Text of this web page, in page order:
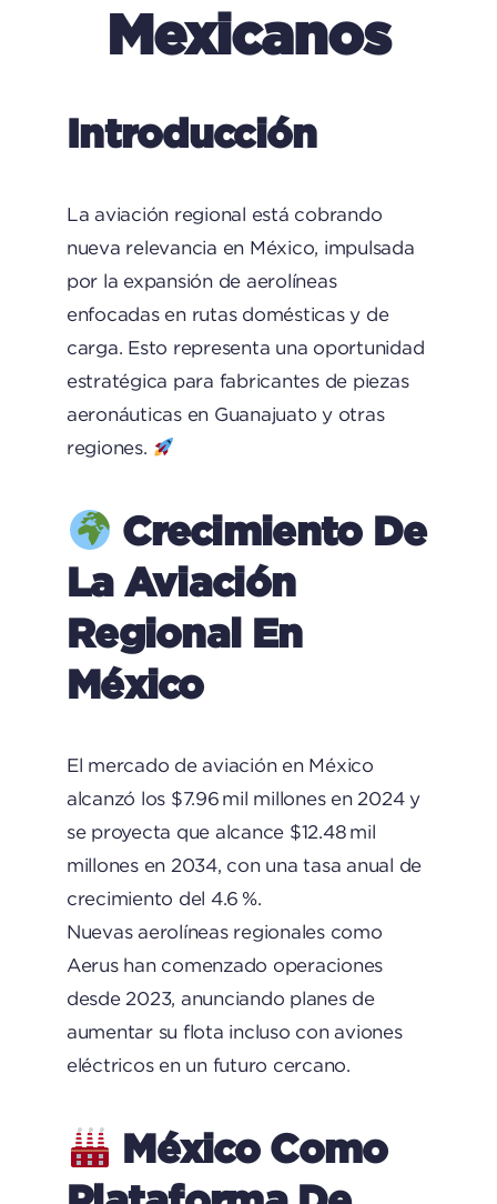
Mexicanos
Introducción
La aviación regional está cobrando
nueva relevancia en México, impulsada
por la expansión de aerolíneas
enfocadas en rutas domésticas y de
carga. Esto representa una oportunidad
estratégica para fabricantes de piezas
aeronáuticas en Guanajuato y otras
regiones.
Crecimiento De
La Aviación
Regional En
México
El mercado de aviación en México
alcanzó los $7.96 mil millones en 2024 y
se proyecta que alcance $12.48 mil
millones en 2034, con una tasa anual de
crecimiento del 4.6 %.
Nuevas aerolíneas regionales como
Aerus han comenzado operaciones
desde 2023, anunciando planes de
aumentar su flota incluso con aviones
eléctricos en un futuro cercano.
México Como